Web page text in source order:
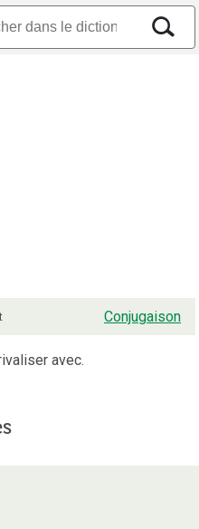
Conjugaison
avec.